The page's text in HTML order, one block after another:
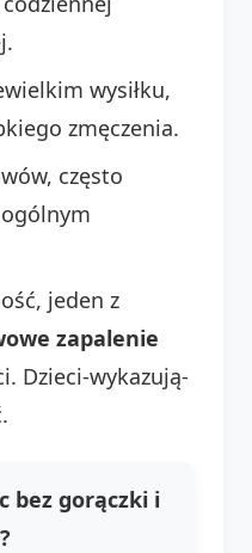
wysiłku,
zmęczenia.
często
jeden z
zapalenie
Dzieci-wykazują-
bez gorączki i